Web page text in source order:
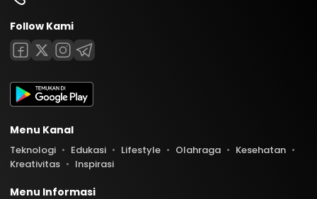
Follow Kami
Menu Kanal
Teknologi Edukasi Lifestyle Olahraga
Kesehatan
Kreativitas
Inspirasi
Menu Informasi